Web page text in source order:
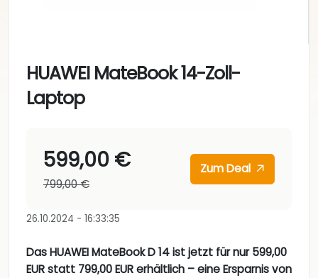
HUAWEI MateBook 14-Zoll-
Laptop
599,00 €
799,00 €
Zum Deal
26.10.2024 - 16:33:35
Das HUAWEI MateBook D 14 ist jetzt für nur 599,00
EUR statt 799,00 EUR erhältlich – eine Ersparnis von